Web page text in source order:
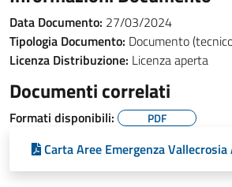
Data Documento: 27/03/2024
Tipologia Documento: Documento
Licenza Distribuzione: Licenza aperta
Documenti correlati
Formati disponibili: PDF
Carta Aree Emergenza